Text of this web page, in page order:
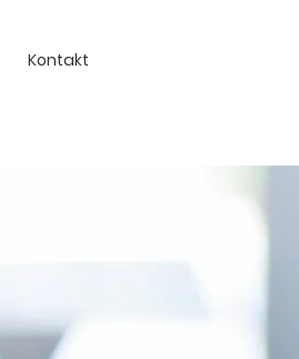
Kontakt